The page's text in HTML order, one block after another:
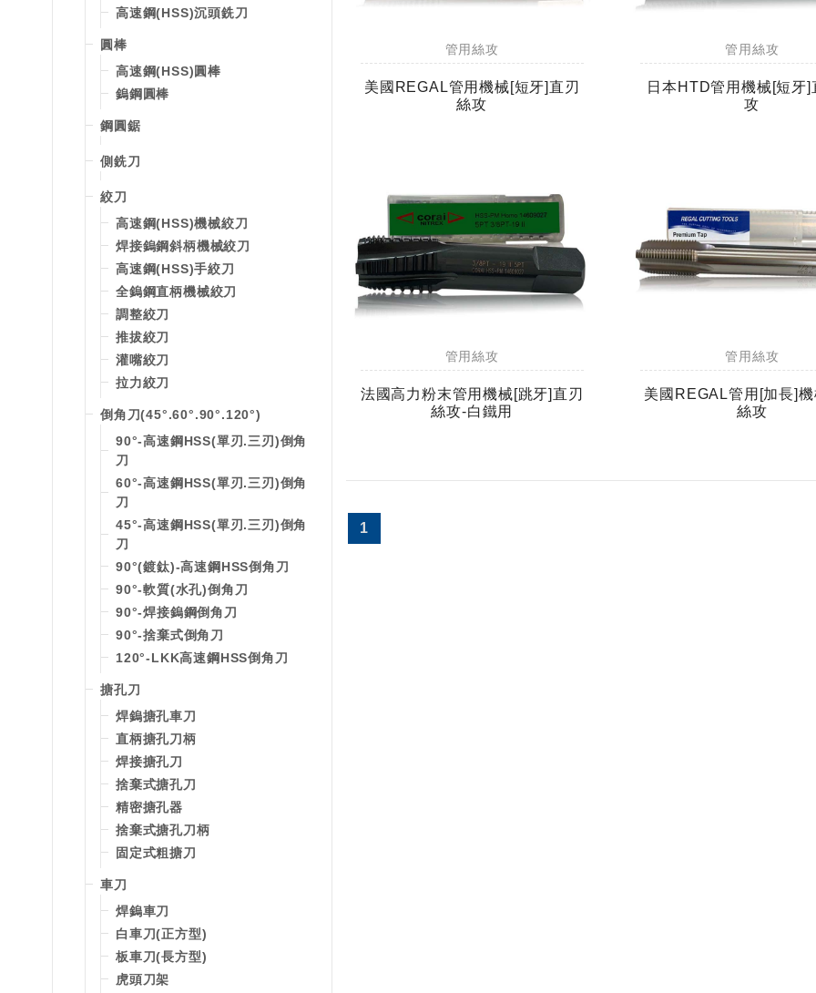
高速鋼(HSS)沉頭銑刀
圓棒
高速鋼(HSS)圓棒
鎢鋼圓棒
鋼圓鋸
側銑刀
絞刀
高速鋼(HSS)機械絞刀
焊接鎢鋼斜柄機械絞刀
高速鋼(HSS)手絞刀
全鎢鋼直柄機械絞刀
調整絞刀
推拔絞刀
灌嘴絞刀
拉力絞刀
倒角刀(45°.60°.90°.120°)
90°-高速鋼HSS(單刃.三刃)倒角
刀
60°-高速鋼HSS(單刃.三刃)倒角
刀
45°-高速鋼HSS(單刃.三刃)倒角
刀
90°(鍍鈦)-高速鋼HSS倒角刀
90°-軟質(水孔)倒角刀
90°-焊接鎢鋼倒角刀
90°-捨棄式倒角刀
120°-LKK高速鋼HSS倒角刀
搪孔刀
焊鎢搪孔車刀
直柄搪孔刀柄
焊接搪孔刀
捨棄式搪孔刀
精密搪孔器
捨棄式搪孔刀柄
固定式粗搪刀
車刀
焊鎢車刀
白車刀(正方型)
板車刀(長方型)
虎頭刀架
管用絲攻
美國REGAL管用機械[短牙]直刃
絲攻
管用絲攻
日本HTD管用機械[短牙]
攻
管用絲攻
法國高力粉末管用機械[跳牙]直刃
絲攻-白鐵用
管用絲攻
美國REGAL管用[加長]
絲攻
1